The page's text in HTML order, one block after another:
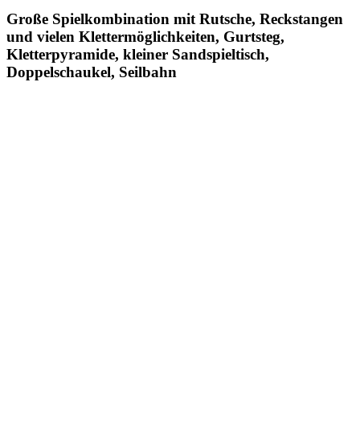
Große Spielkombination mit Rutsche, Reckstangen
und vielen Klettermöglichkeiten, Gurtsteg,
Kletterpyramide, kleiner Sandspieltisch,
Doppelschaukel, Seilbahn